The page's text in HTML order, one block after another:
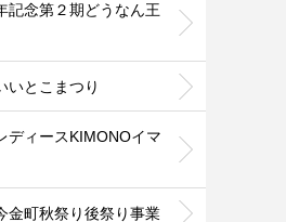
記念第２期どうなん王
いとこまつり
ディースKIMONOイマ
金町秋祭り後祭り事業